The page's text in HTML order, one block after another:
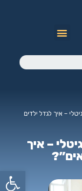
– איך לגדל ילדים
– איך